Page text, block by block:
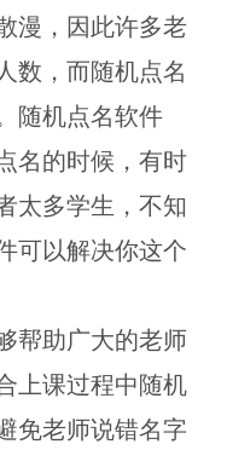
，因此许多老
数，而随机点名
随机点名软件
名的时候，有时
太多学生，不知
可以解决你这个
助广大的老师
上课过程中随机
免老师说错名字